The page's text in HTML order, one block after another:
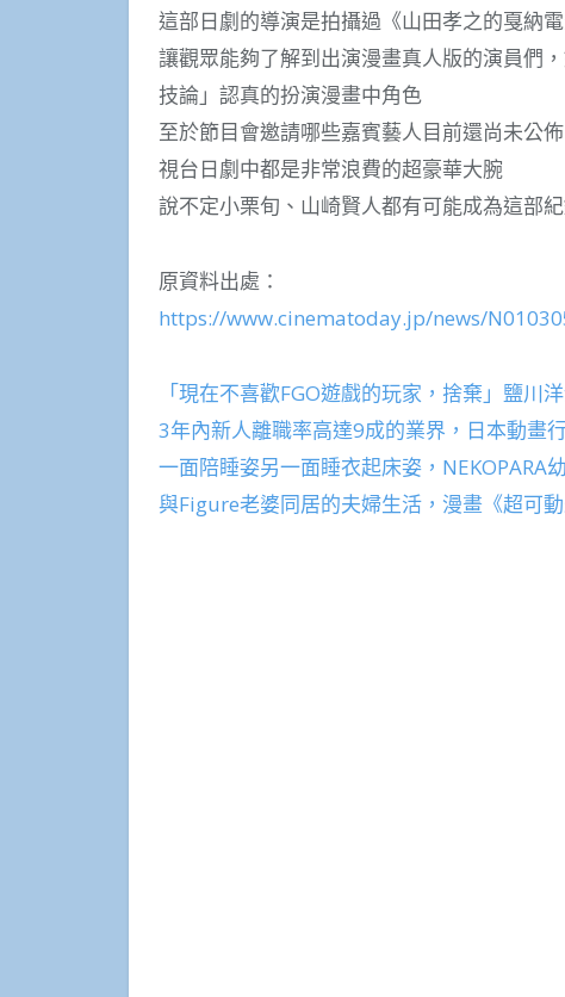
這部日劇的導演是拍攝過《山田孝之的戛納
讓觀眾能夠了解到出演漫畫真人版的演員們
技論」認真的扮演漫畫中角色
至於節目會邀請哪些嘉賓藝人目前還尚未公
視台日劇中都是非常浪費的超豪華大腕
說不定小栗旬、山崎賢人都有可能成為這部
原資料出處：
https://www.cinematoday.jp/news/
「現在不喜歡FGO遊戲的玩家，捨棄」鹽川
3年內新人離職率高達9成的業界，日本動畫
一面陪睡姿另一面睡衣起床姿，NEKOPARA
與Figure老婆同居的夫婦生活，漫畫《超可